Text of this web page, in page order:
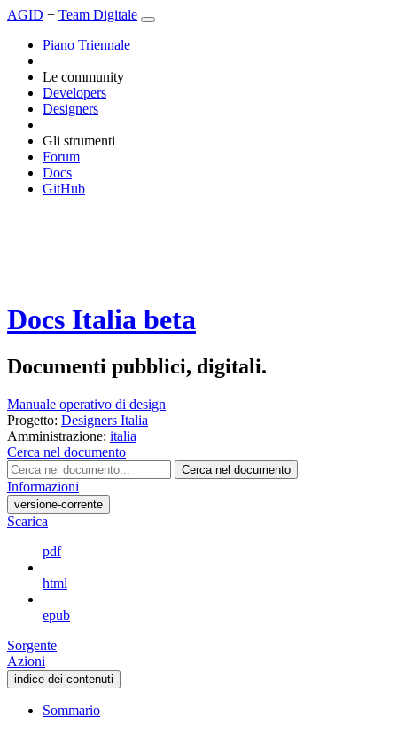
AGID + Team Digitale
Piano Triennale
Le community
Developers
Designers
Gli strumenti
Forum
Docs
GitHub
Docs Italia beta
Documenti pubblici, digitali.
Manuale operativo di design
Progetto: Designers Italia
Amministrazione: italia
Cerca nel documento
Cerca nel documento
Informazioni
versione-corrente
Scarica
pdf
html
epub
Sorgente
Azioni
indice dei contenuti
Sommario